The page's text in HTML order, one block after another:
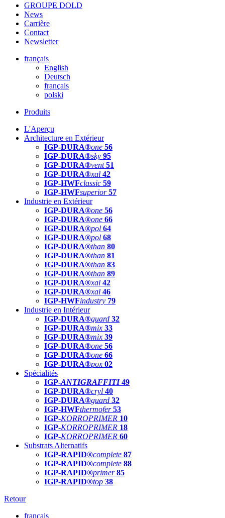
GROUPE DOLD
News
Carrière
Contact
Newsletter
français
English
Deutsch
français
polski
Produits
L'Aperçu
Architecture en Extérieur
IGP-DURA®one 56
IGP-DURA®sky 95
IGP-DURA®vent 51
IGP-DURA®xal 42
IGP-HWFclassic 59
IGP-HWFsuperior 57
Industrie en Extérieur
IGP-DURA®one 56
IGP-DURA®one 66
IGP-DURA®pol 64
IGP-DURA®pol 68
IGP-DURA®than 80
IGP-DURA®than 81
IGP-DURA®than 83
IGP-DURA®than 89
IGP-DURA®xal 42
IGP-DURA®xal 46
IGP-HWFindustry 79
Industrie en Intérieur
IGP-DURA®guard 32
IGP-DURA®mix 33
IGP-DURA®mix 39
IGP-DURA®one 56
IGP-DURA®one 66
IGP-DURA®pox 02
Spécialités
IGP-ANTIGRAFFITI49
IGP-DURA®cryl 40
IGP-DURA®guard 32
IGP-HWFthermofer 53
IGP-KORROPRIMER 10
IGP-KORROPRIMER 18
IGP-KORROPRIMER 60
Substrats Alternatifs
IGP-RAPID®complete 87
IGP-RAPID®complete 88
IGP-RAPID®primer 85
IGP-RAPID®top 38
Retour
français